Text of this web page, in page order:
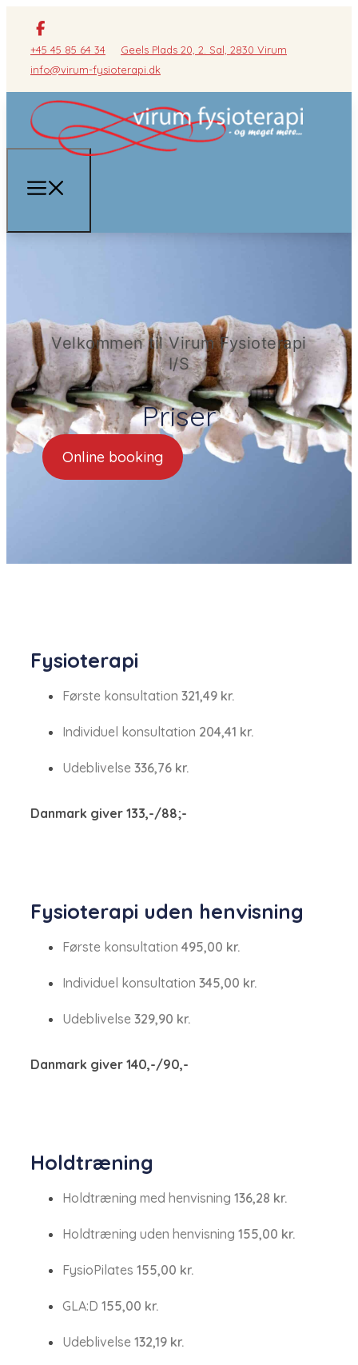
+45 45 85 64 34
Geels Plads 20, 2. Sal, 2830 Virum
info@virum-fysioterapi.dk
Velkommen til Virum Fysioterapi
I/S
Priser
Online booking
​Fysioterapi
Første konsultation​​ 321,49 kr.
Individuel konsultation 204,41 kr.
Udeblivelse 336,76 kr.
Danmark giver 133,-/88;-
​Fysioterapi uden henvisning
Første konsultation​​ 495,00 kr.
Individuel konsultation 345,00​ kr.
Udeblivelse 329,90 kr.
Danmark giver 140,-/90,-
​Holdtræning
Holdtræning med henvisning​ ​136,28 kr.
Holdtræning uden ​henvisning 155,00 kr.
FysioPilates​​ 155,00​ kr.
GLA:D​ 155,00​ kr.
Udeblivelse​ 132,19 kr.